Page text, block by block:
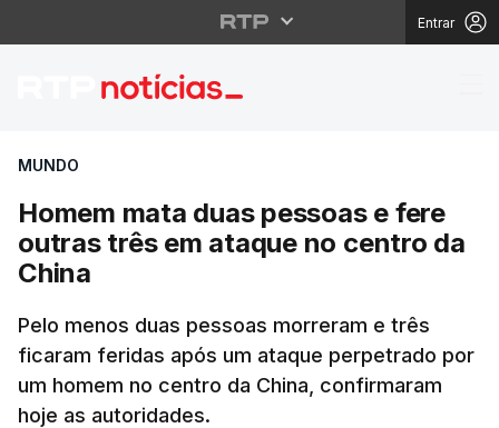
Entrar
Homem mata duas
MUNDO
Homem mata duas pessoas e fere
outras três em ataque no centro da
China
Pelo menos duas pessoas morreram e três
ficaram feridas após um ataque perpetrado por
um homem no centro da China, confirmaram
hoje as autoridades.